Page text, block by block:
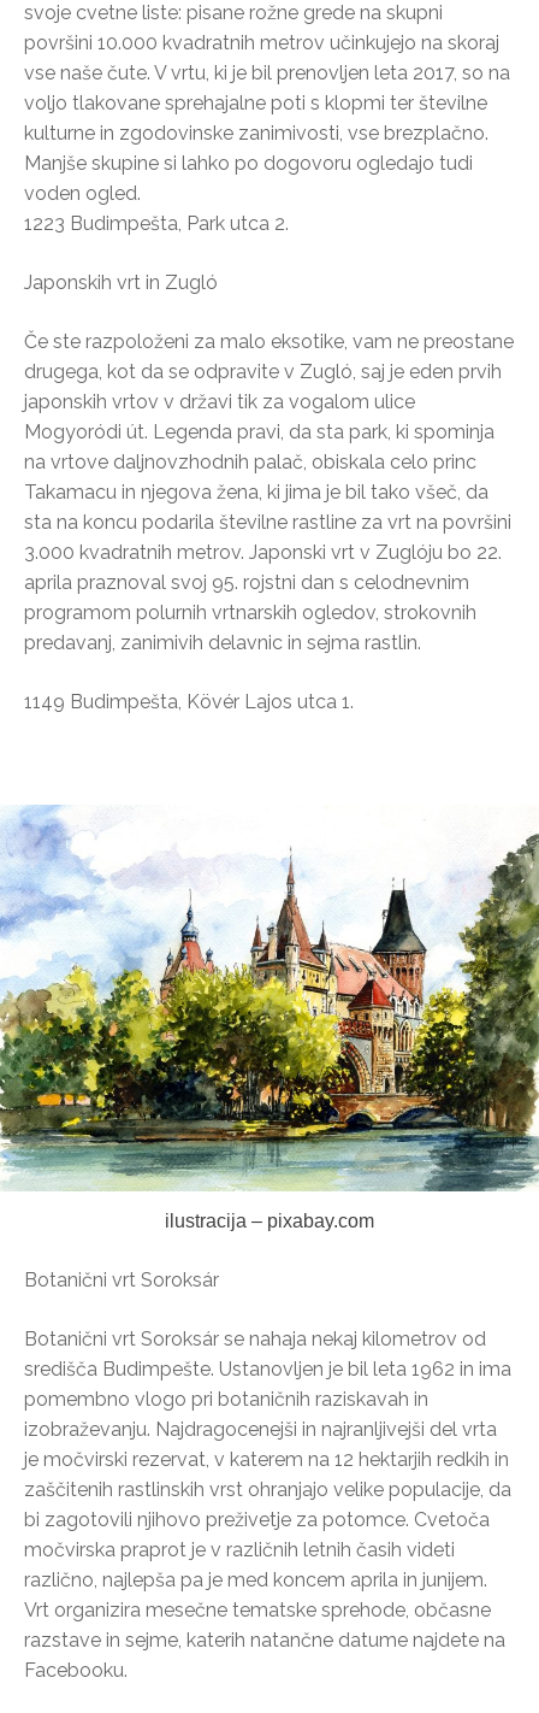
svoje cvetne liste: pisane rožne grede na skupni
površini 10.000 kvadratnih metrov učinkujejo na skoraj
vse naše čute. V vrtu, ki je bil prenovljen leta 2017, so na
voljo tlakovane sprehajalne poti s klopmi ter številne
kulturne in zgodovinske zanimivosti, vse brezplačno.
Manjše skupine si lahko po dogovoru ogledajo tudi
voden ogled.
1223 Budimpešta, Park utca 2.
Japonskih vrt in Zugló
Če ste razpoloženi za malo eksotike, vam ne preostane
drugega, kot da se odpravite v Zugló, saj je eden prvih
japonskih vrtov v državi tik za vogalom ulice
Mogyoródi út. Legenda pravi, da sta park, ki spominja
na vrtove daljnovzhodnih palač, obiskala celo princ
Takamacu in njegova žena, ki jima je bil tako všeč, da
sta na koncu podarila številne rastline za vrt na površini
3.000 kvadratnih metrov. Japonski vrt v Zuglóju bo 22.
aprila praznoval svoj 95. rojstni dan s celodnevnim
programom polurnih vrtnarskih ogledov, strokovnih
predavanj, zanimivih delavnic in sejma rastlin.
1149 Budimpešta, Kövér Lajos utca 1.
ilustracija – pixabay.com
Botanični vrt Soroksár
Botanični vrt Soroksár se nahaja nekaj kilometrov od
središča Budimpešte. Ustanovljen je bil leta 1962 in ima
pomembno vlogo pri botaničnih raziskavah in
izobraževanju. Najdragocenejši in najranljivejši del vrta
je močvirski rezervat, v katerem na 12 hektarjih redkih in
zaščitenih rastlinskih vrst ohranjajo velike populacije, da
bi zagotovili njihovo preživetje za potomce. Cvetoča
močvirska praprot je v različnih letnih časih videti
različno, najlepša pa je med koncem aprila in junijem.
Vrt organizira mesečne tematske sprehode, občasne
razstave in sejme, katerih natančne datume najdete na
Facebooku.